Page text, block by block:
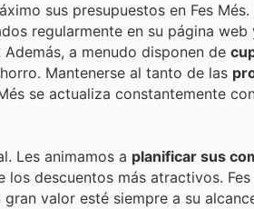
sus presupuestos en Fes
regularmente en su página
a menudo disponen de
Mantenerse al tanto de las
se actualiza constantemente
Les animamos a planificar sus
los descuentos más atractivos.
valor esté siempre a su